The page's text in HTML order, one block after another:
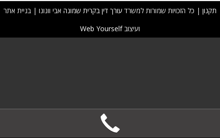
תקנון | כל הזכויות שמורות למשרד עורך דין בקרית שמונה אבי וונונו | בניית אתר
ועיצובWeb Yourself